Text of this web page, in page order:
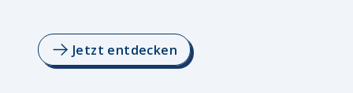
Jetzt entdecken